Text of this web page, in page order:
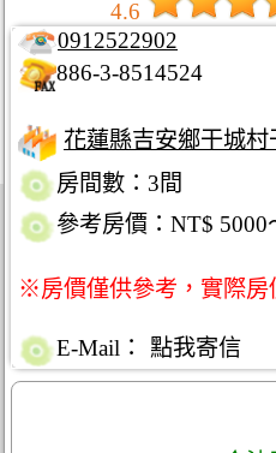
4.6
0912522902
886-3-8514524
花蓮縣吉安鄉干城
房間數：3間
參考房價：NT$ 5000
※房價僅供參考，實際
E-Mail： 點我寄信